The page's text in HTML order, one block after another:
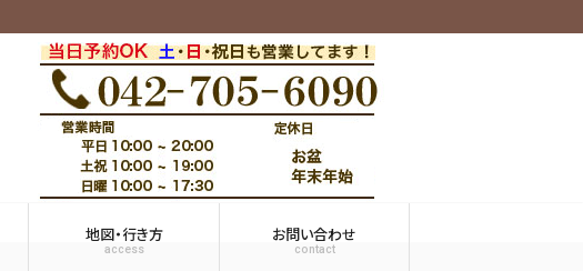
地図・行き方
access
お問い合わせ
contact